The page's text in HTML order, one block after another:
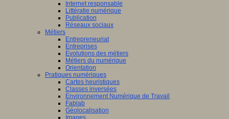
Internet responsable
Littératie numérique
Publication
Réseaux sociaux
Métiers
Entrepreneuriat
Entreprises
Evolutions des métiers
Métiers du numérique
Orientation
Pratiques numériques
Cartes heuristiques
Classes inversées
Environnement Numérique de Travail
Fablab
Géolocalisation
Images